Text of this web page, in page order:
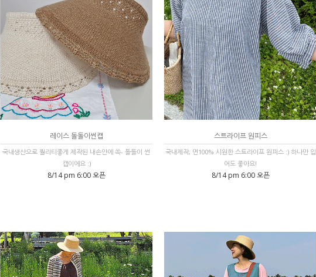
레이스 돌돌이썬캡
국내생산으로 퀄리티좋게 제작된 내손안에 쏙- 돌돌이 썬
캡이에요 :)
8/14 pm 6:00 오픈
스트라이프 원피스
국내제작, 면100% 시원한 스트라이프 원피스 :) 하나만 입
어도 좋아요!
8/14 pm 6:00 오픈